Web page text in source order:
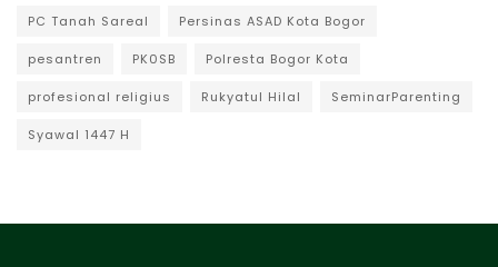
PC Tanah Sareal Persinas ASAD Kota Bogor
pesantren PK0SB Polresta Bogor Kota
profesional religius Rukyatul Hilal SeminarParenting
Syawal 1447 H